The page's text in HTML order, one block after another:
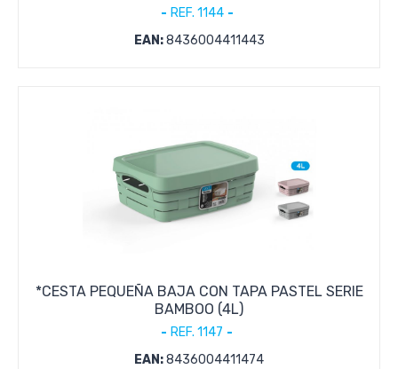
REF. 1144
EAN:8436004411443
*CESTA PEQUEÑA BAJA CON TAPA PASTEL SERIE
BAMBOO (4L)
REF. 1147
EAN:8436004411474